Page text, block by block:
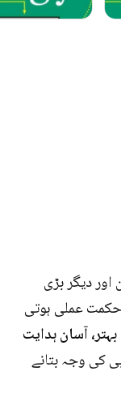
اور دیگر بڑی
عملی ہوتی
بہتر، آسان ہدایت
کی وجہ بتانے